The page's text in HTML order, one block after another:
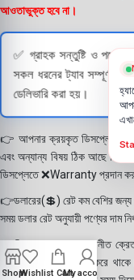
আওতাভুক্ত হবে না।
✅ গ্রাহক সন্তুষ্টি ও পণ্যের
সকল ধরনের ট্যাব সম্পূর্ণরূপে
ডেলিভারি করা হয়।
👉 আপনার ক্রয়কৃত ডিসপ্লে স্থায়ী
এবং অন্যান্য বিষয় ঠিক আছে
ডিসপ্লেতে ❌Warranty প্রদান
👉ডলারের(💲) রেট কম বেশির জন্য
সময় ডলার রেট অনুযায়ী পণ্যের দাম
👉বিঃ দ্রঃ- আমাদের সম্মানীত
ফোন করে পণ্য Order করে
ShopWishlist CartMy account